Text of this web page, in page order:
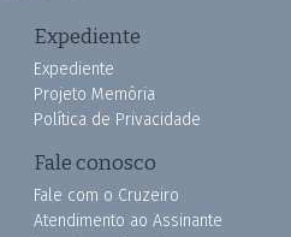
Expediente
Expediente
Projeto Memória
Política de Privacidade
Fale conosco
Fale com o Cruzeiro
Atendimento ao Assinante